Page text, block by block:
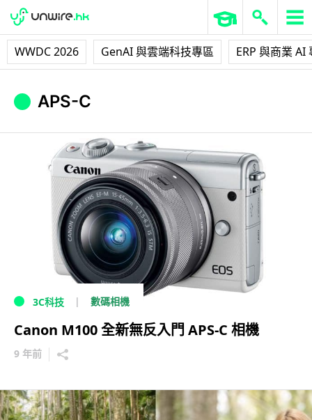
WWDC 2026 GenAI 與雲端科技專區 ERP 與商業 AI
APS-C
3C科技 數碼相機
Canon M100 全新無反入門 APS-C 相機
9 年前